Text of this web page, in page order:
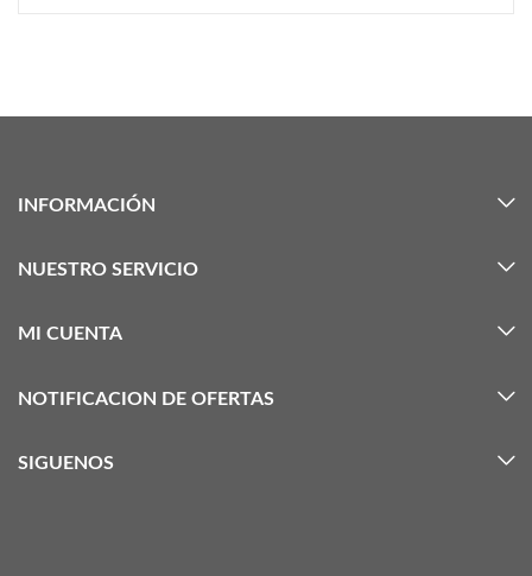
INFORMACIÓN
NUESTRO SERVICIO
MI CUENTA
NOTIFICACION DE OFERTAS
SIGUENOS